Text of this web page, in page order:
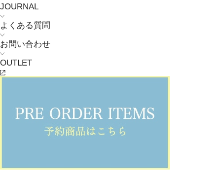
JOURNAL
よくある質問
お問い合わせ
OUTLET